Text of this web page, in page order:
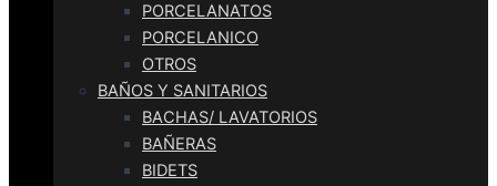
PORCELANATOS
PORCELANICO
OTROS
BAÑOS Y SANITARIOS
BACHAS/ LAVATORIOS
BAÑERAS
BIDETS